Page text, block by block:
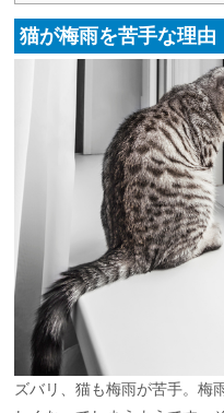
猫が梅雨を苦手な理由
ズバリ、猫も梅雨が苦手。梅